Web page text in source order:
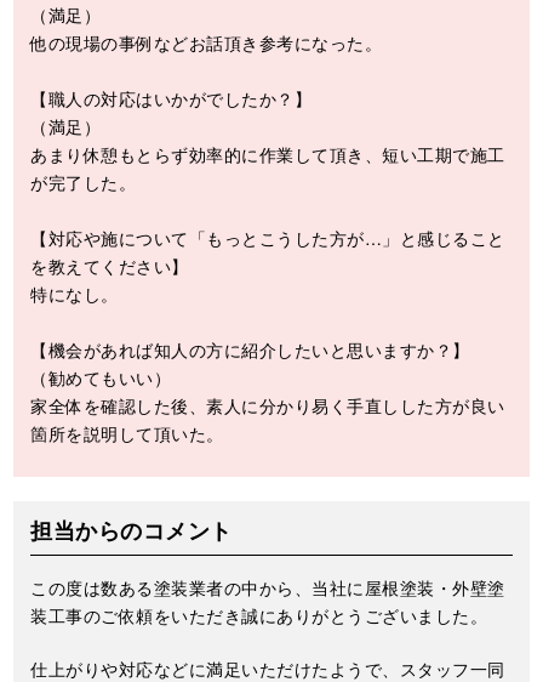
（満足）
他の現場の事例などお話頂き参考になった。
【職人の対応はいかがでしたか？】
（満足）
あまり休憩もとらず効率的に作業して頂き、短い工期で施工
が完了した。
【対応や施について「もっとこうした方が…」と感じること
を教えてください】
特になし。
【機会があれば知人の方に紹介したいと思いますか？】
（勧めてもいい）
家全体を確認した後、素人に分かり易く手直しした方が良い
箇所を説明して頂いた。
担当からのコメント
この度は数ある塗装業者の中から、当社に屋根塗装・外壁塗
装工事のご依頼をいただき誠にありがとうございました。
仕上がりや対応などに満足いただけたようで、スタッフ一同